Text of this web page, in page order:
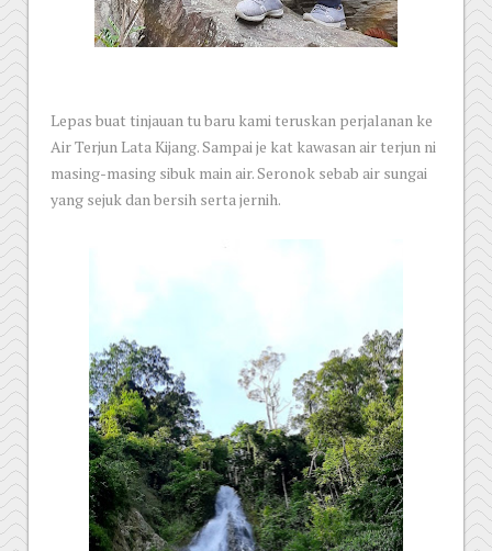
Lepas buat tinjauan tu baru kami teruskan perjalanan ke
Air Terjun Lata Kijang. Sampai je kat kawasan air terjun ni
masing-masing sibuk main air. Seronok sebab air sungai
yang sejuk dan bersih serta jernih.